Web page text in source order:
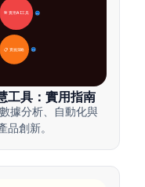
🛠️ 實用AI工具
📋 實施策略 33
工具：實用指南
據分析、自動化與
創新。